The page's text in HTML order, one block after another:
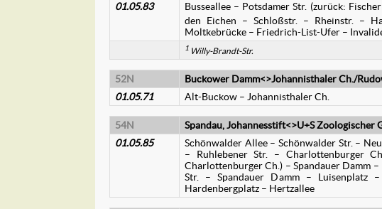
01.05.83
Busseallee – Potsdamer Str. (zurück:
den Eichen – Schloßstr. – Rheinstr. –
Moltkebrücke – Friedrich-List-Ufer –
1 Willy-Brandt-Str.
52N Buckower Damm<>Johannisthaler Ch./
01.05.71
Alt-Buckow – Johannisthaler Ch.
54N
Spandau, Johannesstift<>U+S Zoologischer
01.05.85
Schönwalder Allee – Schönwalder Str. –
– Ruhlebener Str. – Charlottenburger
Charlottenburger Ch.) – Spandauer Damm
Str. – Spandauer Damm – Luisenplatz
Hardenbergplatz – Hertzallee